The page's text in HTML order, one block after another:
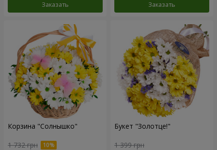
Заказать Заказать
Корзина "Солнышко"
1 732 грн
Букет "Золотце!"
1 399 грн